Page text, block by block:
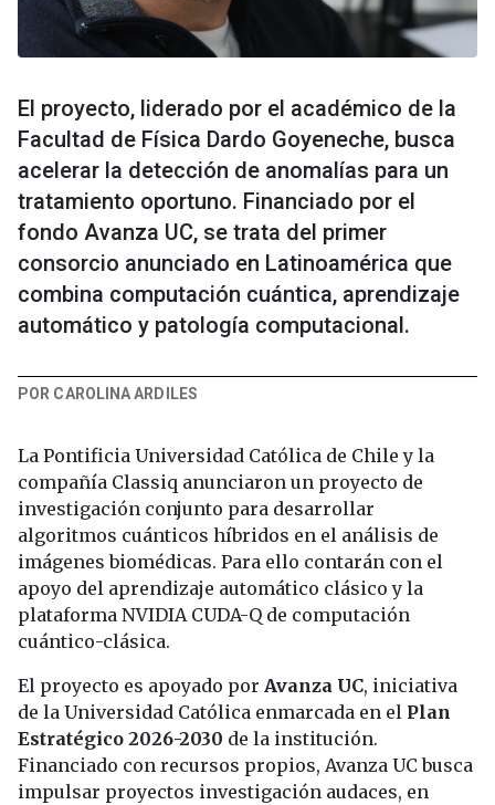
El proyecto, liderado por el académico de la
Facultad de Física Dardo Goyeneche, busca
acelerar la detección de anomalías para un
tratamiento oportuno. Financiado por el
fondo Avanza UC, se trata del primer
consorcio anunciado en Latinoamérica que
combina computación cuántica, aprendizaje
automático y patología computacional.
POR CAROLINA ARDILES
La Pontificia Universidad Católica de Chile y la
compañía Classiq anunciaron un proyecto de
investigación conjunto para desarrollar
algoritmos cuánticos híbridos en el análisis de
imágenes biomédicas. Para ello contarán con el
apoyo del aprendizaje automático clásico y la
plataforma NVIDIA CUDA-Q de computación
cuántico-clásica.
El proyecto es apoyado por Avanza UC, iniciativa
de la Universidad Católica enmarcada en el Plan
Estratégico 2026-2030 de la institución.
Financiado con recursos propios, Avanza UC busca
impulsar proyectos investigación audaces, en